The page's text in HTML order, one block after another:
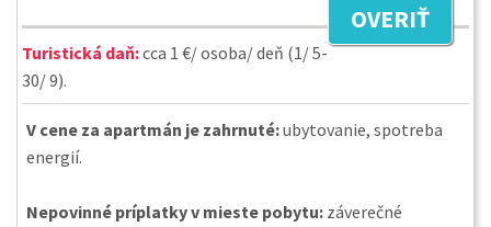
OVERIŤ
Turistická daň:cca 1 €/ osoba/ deň (1/ 5-
30/ 9).
V cene za apartmán je zahrnuté:ubytovanie, spotreba
energií.
Nepovinné príplatky v mieste pobytu: záverečné